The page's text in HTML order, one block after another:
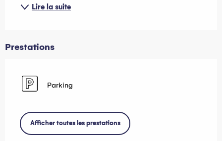
Lire la suite
Prestations
Parking
Afficher toutes les prestations